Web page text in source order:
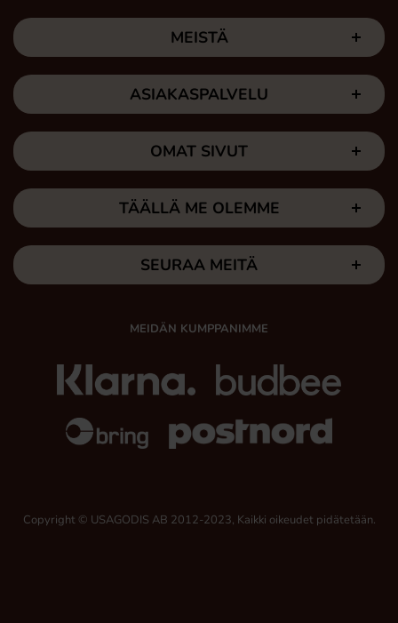
MEISTÄ
ASIAKASPALVELU
OMAT SIVUT
TÄÄLLÄ ME OLEMME
SEURAA MEITÄ
MEIDÄN KUMPPANIMME
Copyright © USAGODIS AB 2012-2023, Kaikki oikeudet pidätetään.